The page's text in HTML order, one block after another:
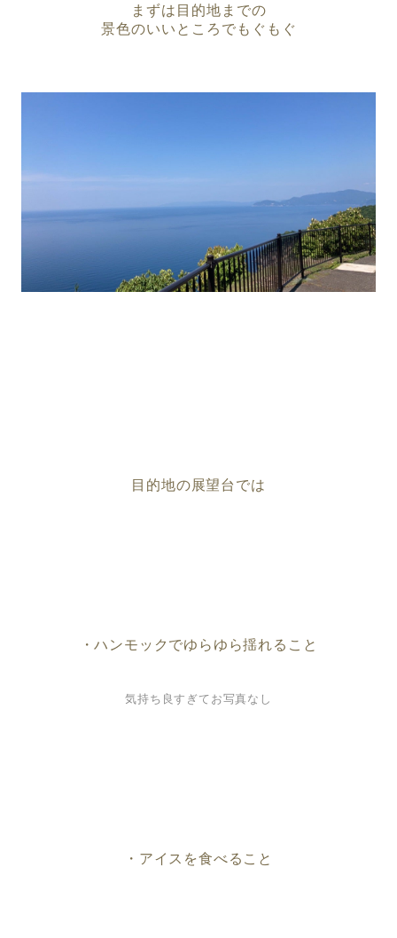
まずは目的地までの
景色のいいところでもぐもぐ
目的地の展望台では
・ハンモックでゆらゆら揺れること
気持ち良すぎてお写真なし
・アイスを食べること